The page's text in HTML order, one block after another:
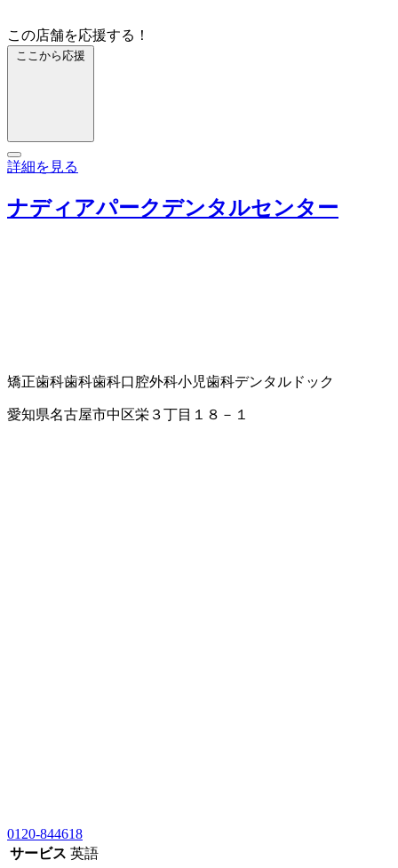
この店舗を応援する！
ここから応援
詳細を見る
ナディアパークデンタルセンター
矯正歯科歯科歯科口腔外科小児歯科デンタルドック
愛知県名古屋市中区栄３丁目１８－１
0120-844618
サービス 英語